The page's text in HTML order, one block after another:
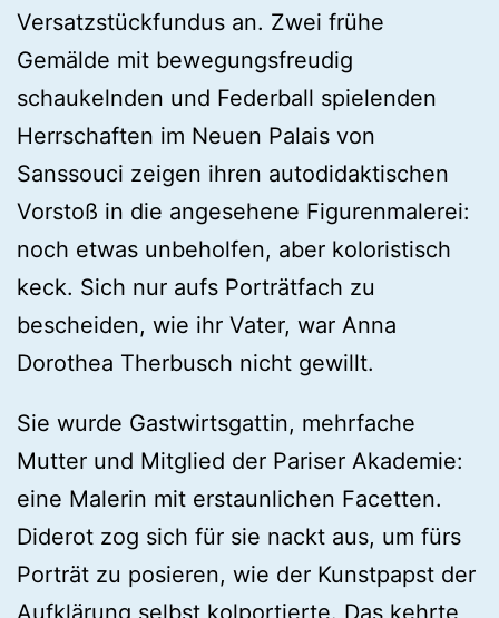
Versatzstückfundus an. Zwei frühe
Gemälde mit bewegungsfreudig
schaukelnden und Federball spielenden
Herrschaften im Neuen Palais von
Sanssouci zeigen ihren autodidaktischen
Vorstoß in die angesehene Figurenmalerei:
noch etwas unbeholfen, aber koloristisch
keck. Sich nur aufs Porträtfach zu
bescheiden, wie ihr Vater, war Anna
Dorothea Therbusch nicht gewillt.
Sie wurde Gastwirtsgattin, mehrfache
Mutter und Mitglied der Pariser Akademie:
eine Malerin mit erstaunlichen Facetten.
Diderot zog sich für sie nackt aus, um fürs
Porträt zu posieren, wie der Kunstpapst der
Aufklärung selbst kolportierte. Das kehrte